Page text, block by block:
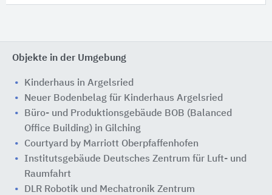
Objekte in der Umgebung
Kinderhaus in Argelsried
Neuer Bodenbelag für Kinderhaus Argelsried
Büro- und Produktionsgebäude BOB (Balanced
Office Building) in Gilching
Courtyard by Marriott Oberpfaffenhofen
Institutsgebäude Deutsches Zentrum für Luft- und
Raumfahrt
DLR Robotik und Mechatronik Zentrum